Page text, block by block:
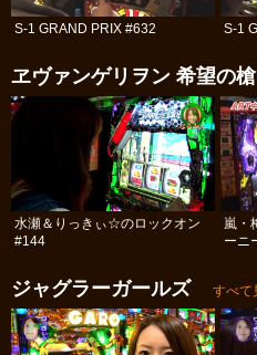
S-1 GRAND PRIX #632 S-1
ヱヴァンゲリヲン 希望の槍
水瀬＆りっきぃ☆のロックオン
#144
嵐・
ーニ
ジャグラーガールズ すべて